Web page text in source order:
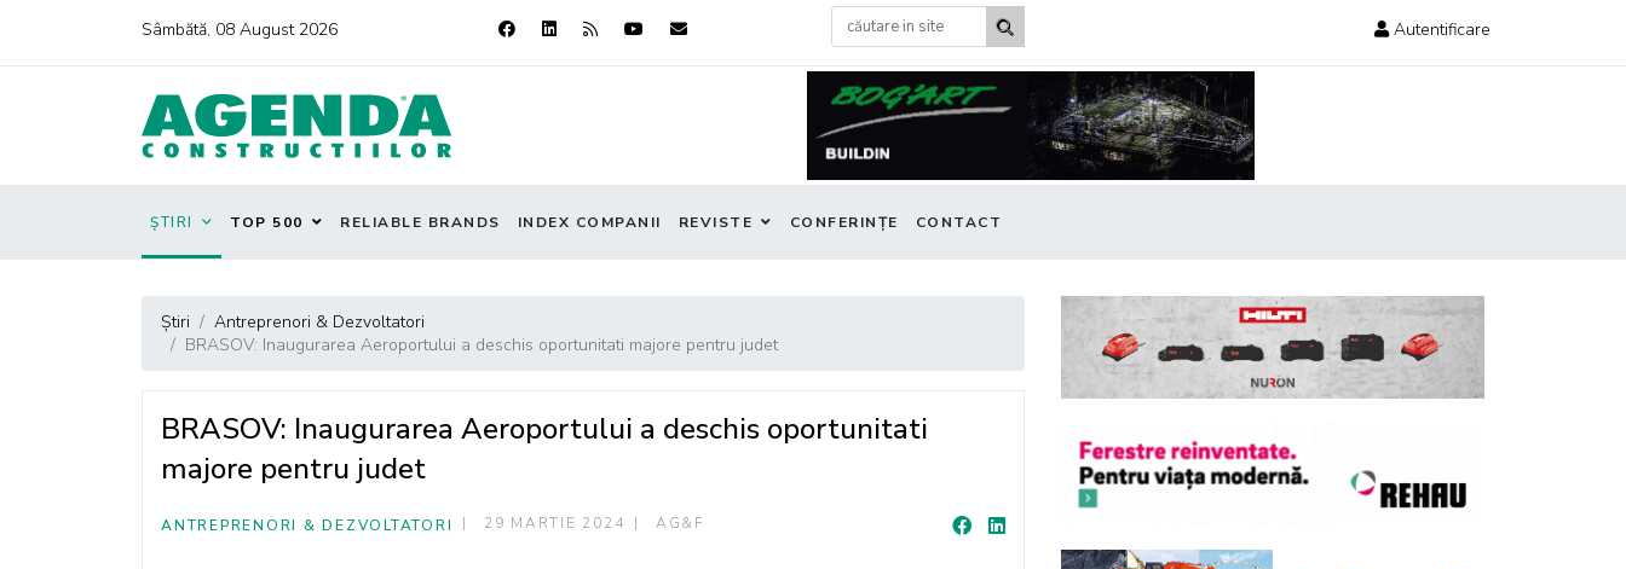
Sâmbătă, 08 August 2026 Autentificare
ȘTIRI TOP 500 RELIABLE BRANDS INDEX COMPANII REVISTE CONFERINȚE CONTACT
Știri
Antreprenori & Dezvoltatori
BRASOV: Inaugurarea Aeroportului a deschis oportunitati majore pentru judet
BRASOV: Inaugurarea Aeroportului a deschis oportunitati
majore pentru judet
ANTREPRENORI & DEZVOLTATORI 29 MARTIE 2024 AG&F